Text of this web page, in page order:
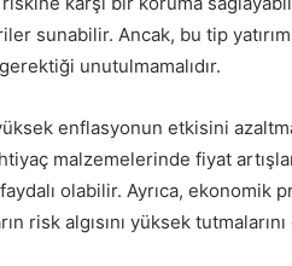
sunabilir. Ancak, bu tip
unutulmamalıdır.
enflasyonun etkisini
malzemelerinde fiyat
faydalı olabilir. Ayrıca, ekonomik
risk algısını yüksek